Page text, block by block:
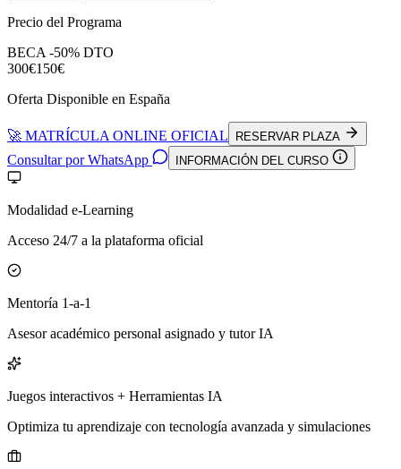
Precio del Programa
BECA -50% DTO
300€150€
Oferta Disponible en España
🚀 MATRÍCULA ONLINE OFICIAL RESERVAR PLAZA
Consultar por WhatsApp INFORMACIÓN DEL CURSO
Modalidad e-Learning
Acceso 24/7 a la plataforma oficial
Mentoría 1-a-1
Asesor académico personal asignado y tutor IA
Juegos interactivos + Herramientas IA
Optimiza tu aprendizaje con tecnología avanzada y simulaciones